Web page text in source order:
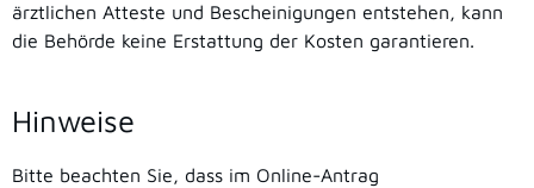
ärztlichen Atteste und Bescheinigungen entstehen, kann
die Behörde keine Erstattung der Kosten garantieren.
Hinweise
Bitte beachten Sie, dass im Online-Antrag